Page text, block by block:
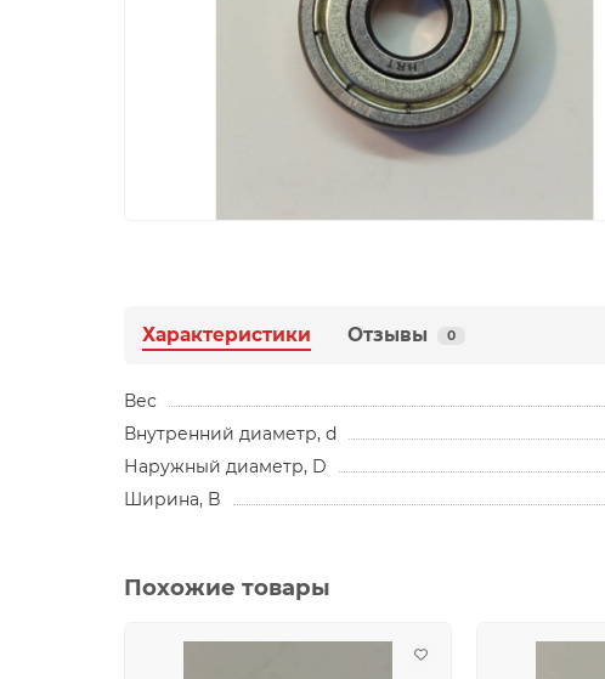
Характеристики Отзывы 0
Вес
Внутренний диаметр, d
Наружный диаметр, D
Ширина, B
Похожие товары